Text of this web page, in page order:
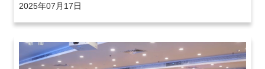
平稳定的“麻烦制造者”
2025年07月17日